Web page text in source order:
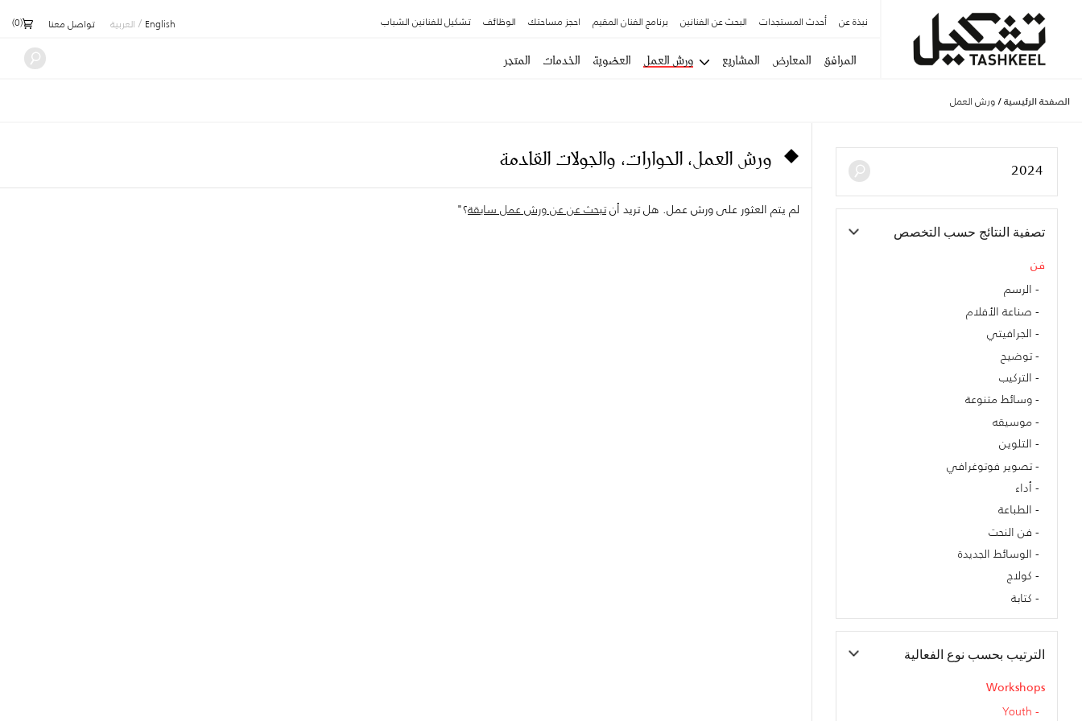
نبذة عن أحدث المستجدات البحث عن الفنانين برنامج الفنان المقيم احجز مساحتك الوظائف تشكيل للفنانين الشباب English
/ العربية تواصل معنا (
0
)
المرافق المعارض المشاريع ورش العمل العضوية الخدمات المتجر
الصفحة الرئيسية / ورش العمل
تصفية النتائج حسب التخصص
فن
الرسم
صناعة الأفلام
الجرافيتي
توضيح
التركيب
وسائط متنوعة
موسيقه
التلوين
تصوير فوتوغرافي
أداء
الطباعة
فن النحت
الوسائط الجديدة
كولاج
كتابة
الترتيب بحسب نوع الفعالية
Workshops
Youth
ورش العمل، الحوارات، والجولات القادمة
لم يتم العثور على ورش عمل. هل تريد أنتبحث عن عن ورش عمل سابقة؟"